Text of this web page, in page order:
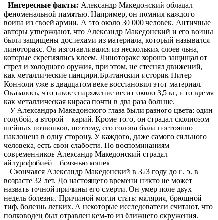
Интересные факты: Александр Македонский обладал
феноменальной памятью. Например, он помнил каждого
воина из своей армии. А это около 30 000 человек. Античные
авторы утверждают, что Александр Македонский и его воины
были защищены доспехами из материала, который назывался
линоторакс. Он изготавливался из нескольких слоев льна,
которые скреплялись клеем. Линоторакс хорошо защищал от
стрел и холодного оружия, при этом, не стеснял движений,
как металлические панцири.Британский историк Питер
Конноли уже в двадцатом веке восстановил этот материал.
Оказалось, что такое снаряжение весит около 3,5 кг, в то время
как металлическая кираса почти в два раза больше.
У Александра Македонского глаза были разного цвета: один
голубой, а второй – карий. Кроме того, он страдал сколиозом
шейных позвонков, поэтому, его голова была постоянно
наклонена в одну сторону. У каждого, даже самого сильного
человека, есть свои слабости. По воспоминаниям
современников Александр Македонский страдал
айлурофобией – боязнью кошек.
Скончался Александр Македонский в 323 году до н. э. в
возрасте 32 лет. До настоящего времени никто не может
назвать точной причины его смерти. Он умер поле двух
недель болезни. Причиной могли стать: малярия, брюшной
тиф, болезнь легких. А некоторые исследователи считают, что
полководец был отравлен кем-то из ближнего окружения.